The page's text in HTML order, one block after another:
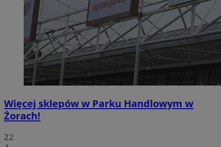
Więcej sklepów w Parku Handlowym w
Żorach!
22